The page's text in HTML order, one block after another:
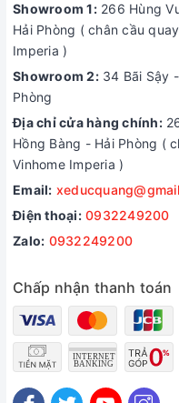
Showroom 1:266 Hùng
Hải Phòng ( chân cầu
Imperia )
Showroom 2:34 Bãi Sậy -
Phòng
Địa chỉ cửa hàng chính:
Hồng Bàng - Hải Phòng (
Vinhome Imperia )
Email:
Điện thoại: 0932249200
Zalo: 0932249200
Chấp nhận thanh toán